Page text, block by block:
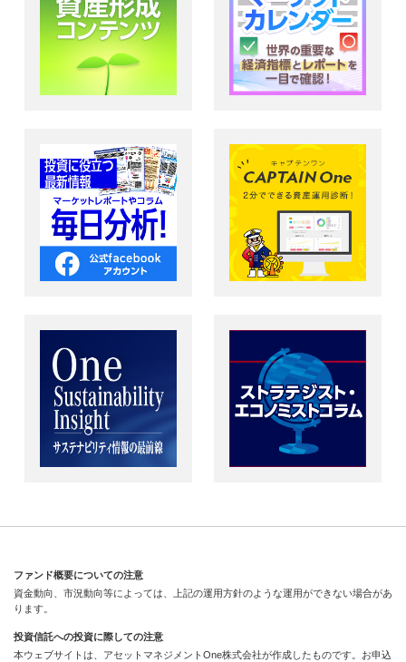
ファンド概要についての注意
資金動向、市況動向等によっては、上記の運用方針のような運用ができない場合があ
ります。
投資信託への投資に際しての注意
本ウェブサイトは、アセットマネジメントOne株式会社が作成したものです。お申込